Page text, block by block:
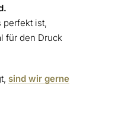
perfekt ist,
für den Druck
sind wir gerne